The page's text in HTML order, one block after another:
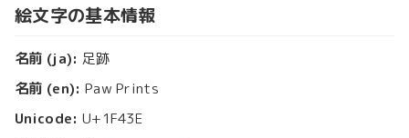
絵文字の基本情報
名前 (ja): 足跡
名前 (en): Paw Prints
Unicode: U+1F43E